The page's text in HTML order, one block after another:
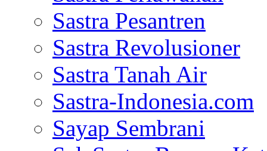
Sastra Pesantren
Sastra Revolusioner
Sastra Tanah Air
Sastra-Indonesia.com
Sayap Sembrani